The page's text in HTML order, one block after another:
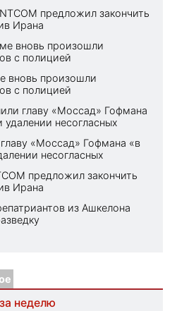
предложил закончить
Ирана
вновь произошли
с полицией
вновь произошли
с полицией
главу «Моссад» Гофмана
удалении несогласных
«Моссад» Гофмана «в
несогласных
предложил закончить
Ирана
из Ашкелона
неделю